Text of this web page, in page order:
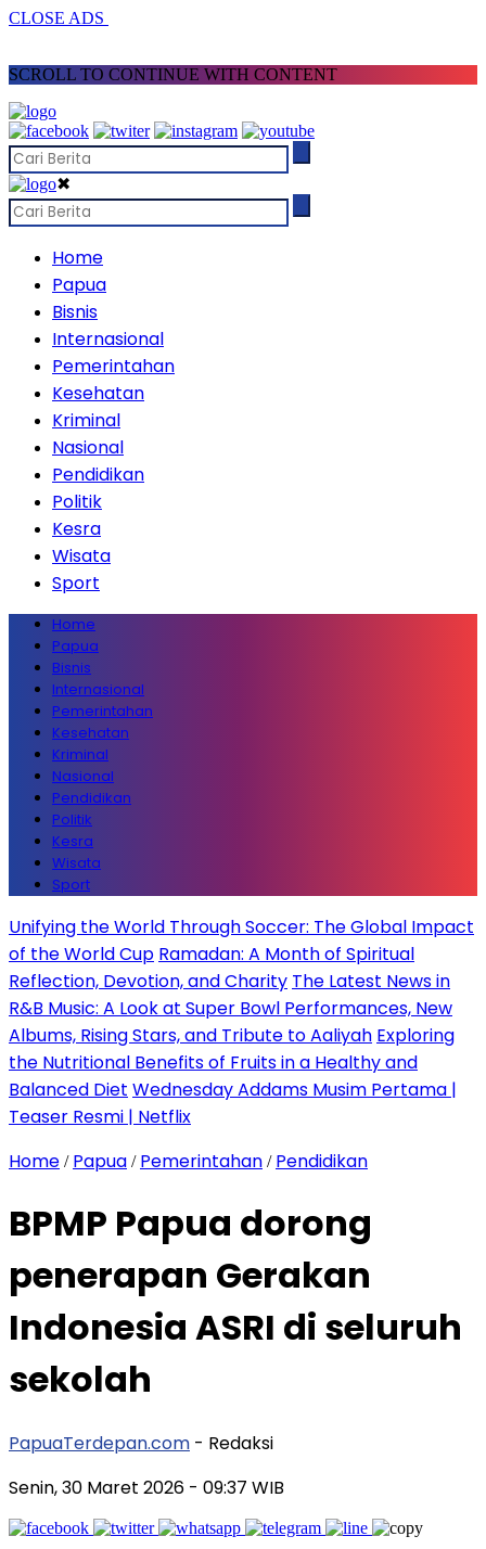
CLOSE ADS
SCROLL TO CONTINUE WITH CONTENT
✖
Home
Papua
Bisnis
Internasional
Pemerintahan
Kesehatan
Kriminal
Nasional
Pendidikan
Politik
Kesra
Wisata
Sport
Home
Papua
Bisnis
Internasional
Pemerintahan
Kesehatan
Kriminal
Nasional
Pendidikan
Politik
Kesra
Wisata
Sport
Unifying the World Through Soccer: The Global Impact
of the World Cup Ramadan: A Month of Spiritual
Reflection, Devotion, and Charity The Latest News in
R&B Music: A Look at Super Bowl Performances, New
Albums, Rising Stars, and Tribute to Aaliyah Exploring
the Nutritional Benefits of Fruits in a Healthy and
Balanced Diet Wednesday Addams Musim Pertama |
Teaser Resmi | Netflix
Home / Papua / Pemerintahan / Pendidikan
BPMP Papua dorong
penerapan Gerakan
Indonesia ASRI di seluruh
sekolah
PapuaTerdepan.com - Redaksi
Senin, 30 Maret 2026 - 09:37 WIB